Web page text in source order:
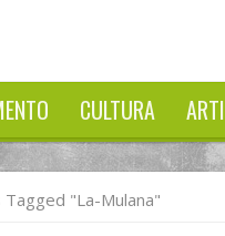
CULTURA ARTI
Tagged "la-Mulana"